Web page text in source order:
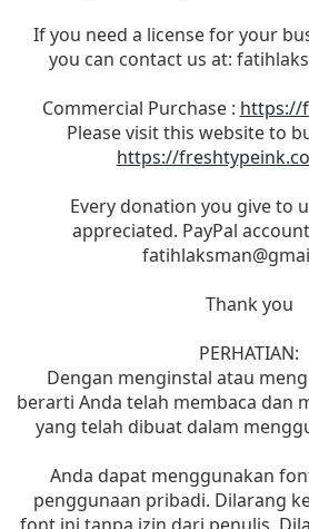
If you need a license for your
you can contact us at:
Commercial Purchase : https://
Please visit this website to
https://
Every donation you give to
appreciated. PayPal
Thank you
PERHATIAN:
Dengan menginstal atau
berarti Anda telah membaca dan
yang telah dibuat dalam
Anda dapat menggunakan
penggunaan pribadi. Dilarang